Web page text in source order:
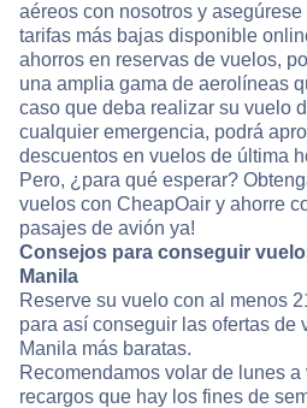
aéreos con nosotros y
tarifas más bajas disponible
ahorros en reservas de vuelos,
una amplia gama de aerolíneas
caso que deba realizar su vuelo
cualquier emergencia, podrá
descuentos en vuelos de última
Pero, ¿para qué esperar?
vuelos con CheapOair y ahorre
pasajes de avión ya!
Consejos para conseguir
Manila
Reserve su vuelo con al menos
para así conseguir las ofertas de
Manila más baratas.
Recomendamos volar de lunes
recargos que hay los fines de